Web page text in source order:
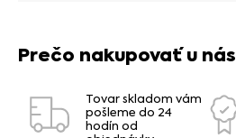
Prečo nakupovať u nás
Tovar skladom vám
pošleme do 24
hodín od